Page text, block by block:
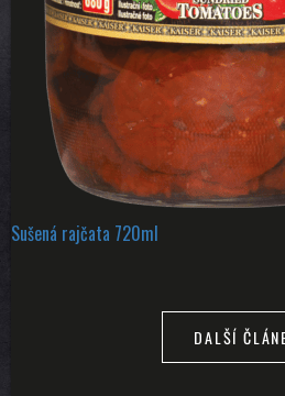
Sušená rajčata 720ml
DALŠÍ